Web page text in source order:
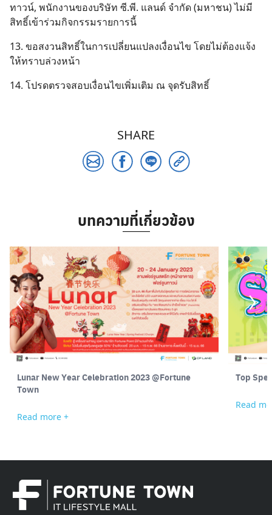
ทาวน์, พนักงานของบริษัท ซี.พี. แลนด์ จำกัด (มหาชน) ไม่มี
สิทธิ์เข้าร่วมกิจกรรมรายการนี้
13. ขอสงวนสิทธิ์ในการเปลี่ยนแปลงเงื่อนไข โดยไม่ต้องแจ้ง
ให้ทราบล่วงหน้า
14. โปรดตรวจสอบเงื่อนไขเพิ่มเติม ณ จุดรับสิทธิ์
SHARE
บทความที่เกี่ยวข้อง
Lunar New Year Celebration 2023 @Fortune
Town
Read more +
Top
Read